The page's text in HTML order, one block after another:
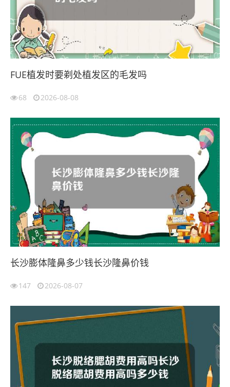
FUE植发时要剃处植发区的毛发吗
68 2026-08-08
长沙膨体隆鼻多少钱长沙隆鼻价钱
147 2026-08-07